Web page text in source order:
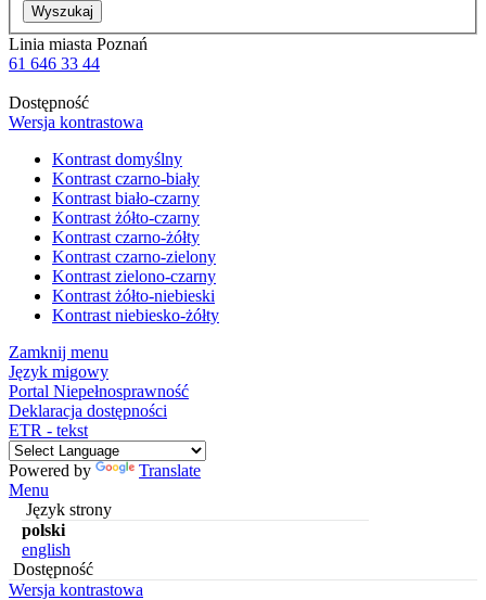
Wyszukaj
Linia miasta Poznań
61 646 33 44
Dostępność
Wersja kontrastowa
Kontrast domyślny
Kontrast czarno-biały
Kontrast biało-czarny
Kontrast żółto-czarny
Kontrast czarno-żółty
Kontrast czarno-zielony
Kontrast zielono-czarny
Kontrast żółto-niebieski
Kontrast niebiesko-żółty
Zamknij menu
Język migowy
Portal Niepełnosprawność
Deklaracja dostępności
ETR - tekst
Powered by
Translate
Menu
Język strony
polski
english
Dostępność
Wersja kontrastowa